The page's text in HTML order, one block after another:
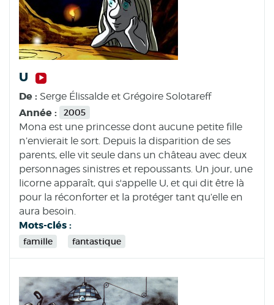
U
De : Serge Élissalde et Grégoire Solotareff
Année : 2005
Mona est une princesse dont aucune petite fille
n’envierait le sort. Depuis la disparition de ses
parents, elle vit seule dans un château avec deux
personnages sinistres et repoussants. Un jour, une
licorne apparaît, qui s'appelle U, et qui dit être là
pour la réconforter et la protéger tant qu’elle en
aura besoin.
Mots-clés :
famille fantastique